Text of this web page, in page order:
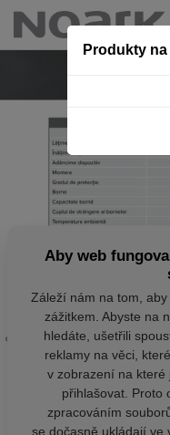
Produkty
Aby web
Záleží nám na tom,
zážitkem. Abyste na
hledáte, ušetřili
reklamy na věci,
v zobrazení na které
přihlašovat. Proto
zpracováním
se dočasně ukládají ve